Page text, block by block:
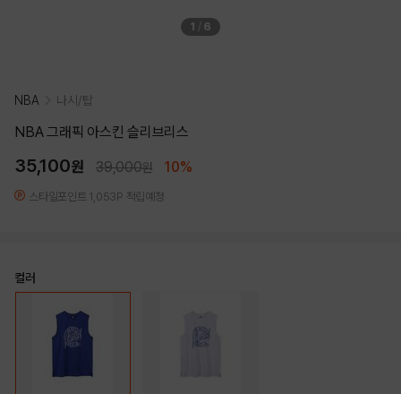
1 / 6
NBA 나시/탑
NBA 그래픽 아스킨 슬리브리스
35,100원 39,000원 10%
스타일포인트 1,053P 적립예정
컬러